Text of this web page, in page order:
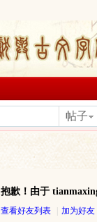
帖子
抱歉！由于
查看好友列表 加为好友